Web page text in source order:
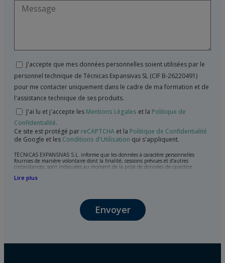
J'accepte que mes données personnelles soient utilisées par le
personnel technique de Técnicas Expansivas SL (CIF B-26220491)
pour me contacter uniquement dans le cadre de ma formation et de
l'assistance technique de ses produits.
J'ai lu et j'accepte les Mentions Légales et la Politique de
Confidentialité.
Ce site est protégé par reCAPTCHA et la Politique de Confidentialité
de Google et les Conditions d'Utilisation qui s'appliquent.
TÉCNICAS EXPANSIVAS S.L. informe que les données à caractère personnelles
fournies de manière volontaire dont la finalité, cessions prévues et d’autres
circonstances, sont indiquées au moment de la prise de données de caractère
l’attention de votre demande, litige ou requise, maintien de la relation établie, la
Les données de nos fichiers sont absolument confidentielles et seront traitées avec la
plus grande confidentialité et répondent à toutes les exigences prévues par la loi
15/1999 du 13 décembre sur la protection des données personnelles.
la santé, ces donnée n'étant pas cryptées.
Lire plus
Envoyer